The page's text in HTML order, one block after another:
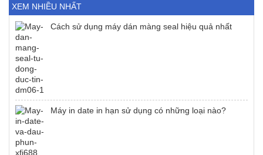
XEM NHIỀU NHẤT
Cách sử dụng máy dán màng seal hiệu quả nhất
Máy in date in hạn sử dụng có những loại nào?